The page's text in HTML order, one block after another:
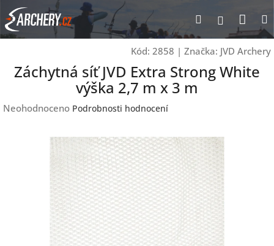
Přejít
na
obsah
Hledat
Kód: 2858 | Značka: JVD Archery
Záchytná síť JVD Extra Strong White
výška 2,7 m x 3 m
Průměrné
Neohodnoceno Podrobnosti hodnocení